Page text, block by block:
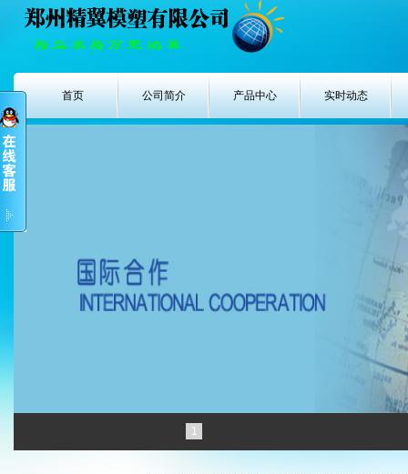
首页 公司简介 产品中心 实时动态
1